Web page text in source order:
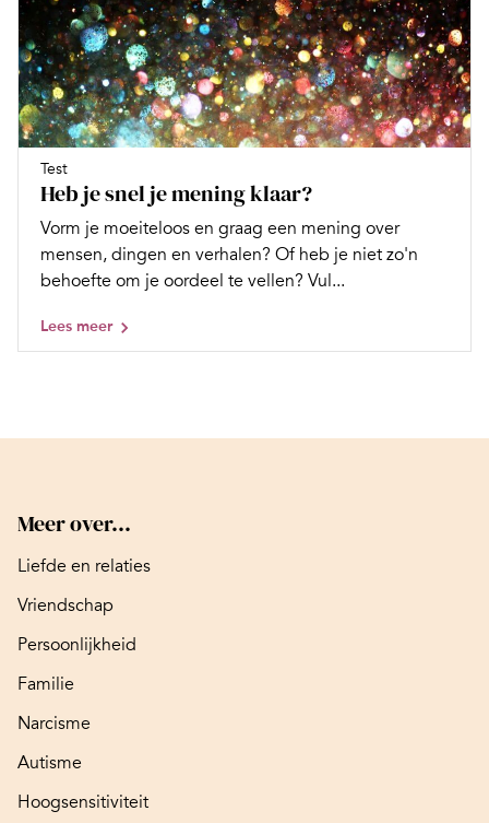
Test
Heb je snel je mening klaar?
Vorm je moeiteloos en graag een mening over
mensen, dingen en verhalen? Of heb je niet zo'n
behoefte om je oordeel te vellen? Vul...
Lees meer
Meer over...
Liefde en relaties
Vriendschap
Persoonlijkheid
Familie
Narcisme
Autisme
Hoogsensitiviteit